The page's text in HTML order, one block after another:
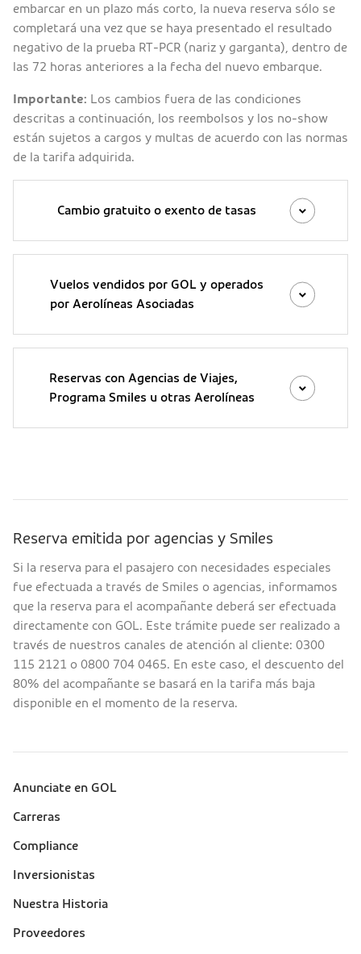
embarcar en un plazo más corto, la nueva reserva sólo se
completará una vez que se haya presentado el resultado
negativo de la prueba RT-PCR (nariz y garganta), dentro de
las 72 horas anteriores a la fecha del nuevo embarque.
Importante: Los cambios fuera de las condiciones
descritas a continuación, los reembolsos y los no-show
están sujetos a cargos y multas de acuerdo con las normas
de la tarifa adquirida.
Cambio gratuito o exento de tasas
Vuelos vendidos por GOL y operados
por Aerolíneas Asociadas
Reservas con Agencias de Viajes,
Programa Smiles u otras Aerolíneas
Reserva emitida por agencias y Smiles
Si la reserva para el pasajero con necesidades especiales
fue efectuada a través de Smiles o agencias, informamos
que la reserva para el acompañante deberá ser efectuada
directamente con GOL. Este trámite puede ser realizado a
través de nuestros canales de atención al cliente: 0300
115 2121 o 0800 704 0465. En este caso, el descuento del
80% del acompañante se basará en la tarifa más baja
disponible en el momento de la reserva.
Sobre a Gol (footer)
Anunciate en GOL
Carreras
Compliance
Inversionistas
Nuestra Historia
Proveedores